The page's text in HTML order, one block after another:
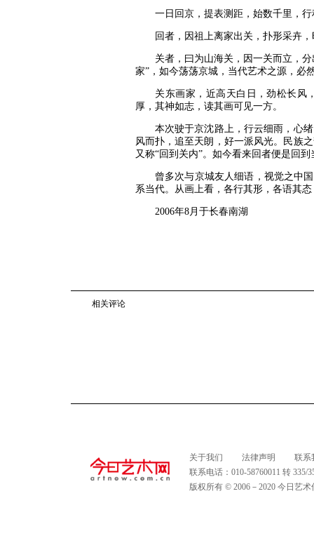
一日回京，提表测距，始数千里，行
回者，因祖上离家出关，扑形采卉，
关者，曰为山海关，因一关而立，分
家”，如今荡荡京城，当代艺术之源，必
关东画家，近高天白日，劲松长风，
厚，其神如志，读其画可见一方。
本次驶于京沈路上，行云细雨，心绪
风而扑，追至天朗，好一派风光。民族
又称“回到关内”。如今看来回者便是回
曾多次与京城友人细语，视觉之中国
系当代。从画上看，各行其形，各语其
2006年8月于长春南湖
相关评论
关于我们 法律声明
联系
联系电话：010-58760011 转
版权所有 © 2006－2020 今日艺